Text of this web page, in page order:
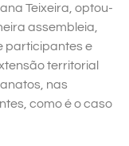
Teixeira, optou-
assembleia,
participantes e
territorial
nas
como é o caso